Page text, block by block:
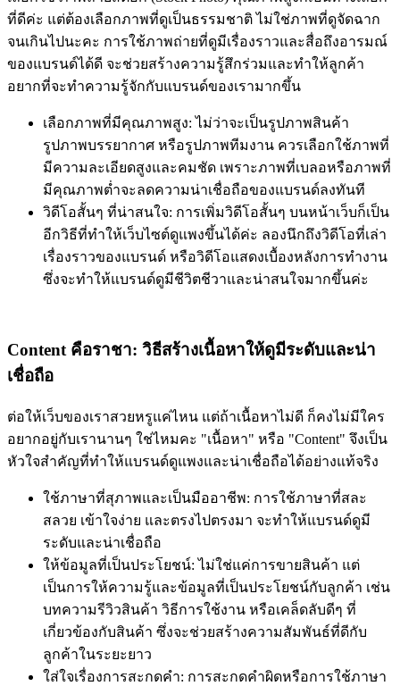
ที่ดีค่ะ แต่ต้องเลือกภาพที่ดูเป็นธรรมชาติ ไม่ใช่ภาพที่ดูจัดฉาก
จนเกินไปนะคะ การใช้ภาพถ่ายที่ดูมีเรื่องราวและสื่อถึงอารมณ์
ของแบรนด์ได้ดี จะช่วยสร้างความรู้สึกร่วมและทำให้ลูกค้า
อยากที่จะทำความรู้จักกับแบรนด์ของเรามากขึ้น
เลือกภาพที่มีคุณภาพสูง: ไม่ว่าจะเป็นรูปภาพสินค้า
รูปภาพบรรยากาศ หรือรูปภาพทีมงาน ควรเลือกใช้ภาพที่
มีความละเอียดสูงและคมชัด เพราะภาพที่เบลอหรือภาพที่
มีคุณภาพต่ำจะลดความน่าเชื่อถือของแบรนด์ลงทันที
วิดีโอสั้นๆ ที่น่าสนใจ: การเพิ่มวิดีโอสั้นๆ บนหน้าเว็บก็เป็น
อีกวิธีที่ทำให้เว็บไซต์ดูแพงขึ้นได้ค่ะ ลองนึกถึงวิดีโอที่เล่า
เรื่องราวของแบรนด์ หรือวิดีโอแสดงเบื้องหลังการทำงาน
ซึ่งจะทำให้แบรนด์ดูมีชีวิตชีวาและน่าสนใจมากขึ้นค่ะ
Content คือราชา: วิธีสร้างเนื้อหาให้ดูมีระดับและน่า
เชื่อถือ
ต่อให้เว็บของเราสวยหรูแค่ไหน แต่ถ้าเนื้อหาไม่ดี ก็คงไม่มีใคร
อยากอยู่กับเรานานๆ ใช่ไหมคะ "เนื้อหา" หรือ "Content" จึงเป็น
หัวใจสำคัญที่ทำให้แบรนด์ดูแพงและน่าเชื่อถือได้อย่างแท้จริง
ใช้ภาษาที่สุภาพและเป็นมืออาชีพ: การใช้ภาษาที่สละ
สลวย เข้าใจง่าย และตรงไปตรงมา จะทำให้แบรนด์ดูมี
ระดับและน่าเชื่อถือ
ให้ข้อมูลที่เป็นประโยชน์: ไม่ใช่แค่การขายสินค้า แต่
เป็นการให้ความรู้และข้อมูลที่เป็นประโยชน์กับลูกค้า เช่น
บทความรีวิวสินค้า วิธีการใช้งาน หรือเคล็ดลับดีๆ ที่
เกี่ยวข้องกับสินค้า ซึ่งจะช่วยสร้างความสัมพันธ์ที่ดีกับ
ลูกค้าในระยะยาว
ใส่ใจเรื่องการสะกดคำ: การสะกดคำผิดหรือการใช้ภาษา